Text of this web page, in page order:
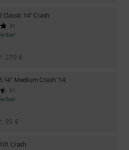
Classic 14" Crash
31
270 €
14" Medium Crash '14
51
95 €
Crash